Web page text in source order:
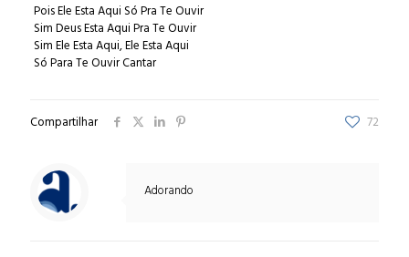
Pois Ele Esta Aqui Só Pra Te Ouvir
Sim Deus Esta Aqui Pra Te Ouvir
Sim Ele Esta Aqui, Ele Esta Aqui
Só Para Te Ouvir Cantar
Compartilhar 72
Adorando